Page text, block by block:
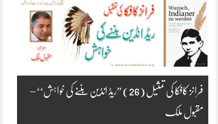
فرانز کافکا کی تمثیل (26) ”ریڈ انڈین بننے کی خواہش‘‘ –
مقبول ملک